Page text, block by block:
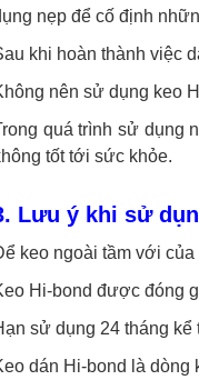
nẹp để cố định
khi hoàn thành việc
nên sử dụng keo
quá trình sử dụng
tốt tới sức khỏe.
Lưu ý khi sử
keo ngoài tầm với của
Hi-bond được đóng
sử dụng 24 tháng kể
dán Hi-bond là